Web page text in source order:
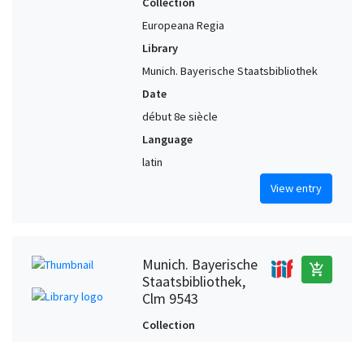
Europeana Regia
Library
Munich. Bayerische Staatsbibliothek
Date
début 8e siècle
Language
latin
View entry
Munich. Bayerische
Staatsbibliothek,
Clm 9543
add_shopping_cart
Collection